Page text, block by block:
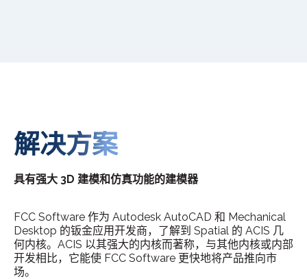
解决方案
具有强大 3D 建模和仿真功能的建模器
FCC Software 作为 Autodesk AutoCAD 和 Mechanical
Desktop 的钣金应用开发商，了解到 Spatial 的 ACIS 几
何内核。ACIS 以其强大的内核而著称，与其他内核或内部
开发相比，它能使 FCC Software 更快地将产品推向市
场。